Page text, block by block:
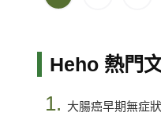
Heho 熱門
1. 大腸癌早期無症